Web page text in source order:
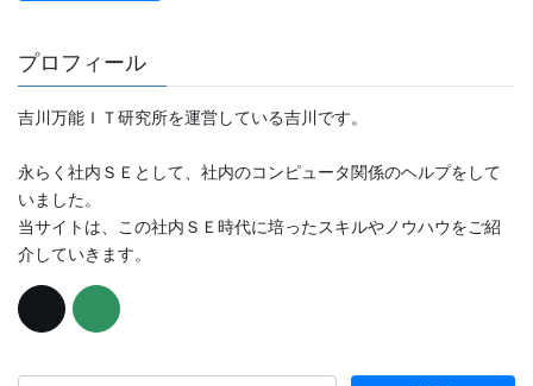
プロフィール
吉川万能ＩＴ研究所を運営している吉川です。
永らく社内ＳＥとして、社内のコンピュータ関係のヘルプをして
いました。
当サイトは、この社内ＳＥ時代に培ったスキルやノウハウをご紹
介していきます。